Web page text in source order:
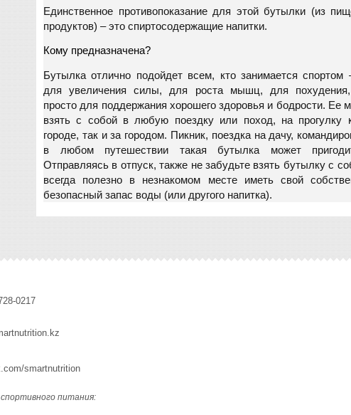
Единственное противопоказание для этой бутылки (из
продуктов) – это спиртосодержащие напитки.
Кому предназначена?
Бутылка отлично подойдет всем, кто занимается спортом
для увеличения силы, для роста мышц, для
просто для поддержания хорошего здоровья и бодрости. Ее
взять с собой в любую поездку или поход, на прогулку
городе, так и за городом. Пикник, поездка на дачу,
в любом путешествии такая бутылка может
Отправляясь в отпуск, также не забудьте взять бутылку с
всегда полезно в незнакомом месте иметь свой
безопасный запас воды (или другого напитка).
0217
smartnutrition
питания: